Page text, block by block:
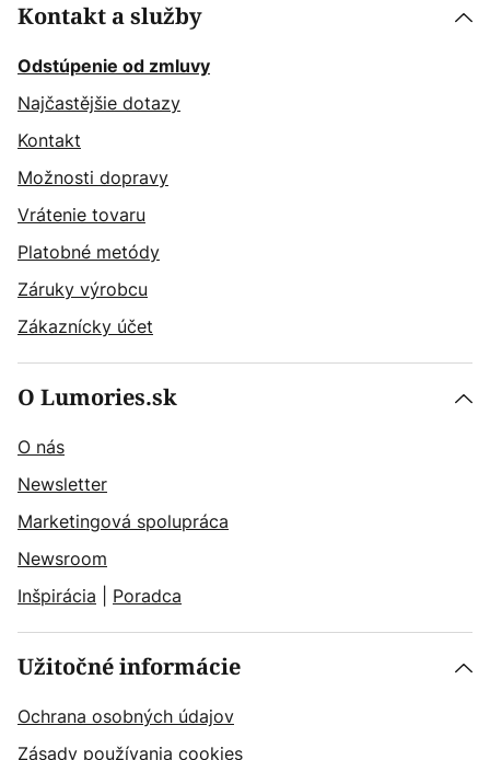
Kontakt a služby
Odstúpenie od zmluvy
Najčastějšie dotazy
Kontakt
Možnosti dopravy
Vrátenie tovaru
Platobné metódy
Záruky výrobcu
Zákaznícky účet
O Lumories.sk
O nás
Newsletter
Marketingová spolupráca
Newsroom
Inšpirácia
Poradca
Užitočné informácie
Ochrana osobných údajov
Zásady používania cookies